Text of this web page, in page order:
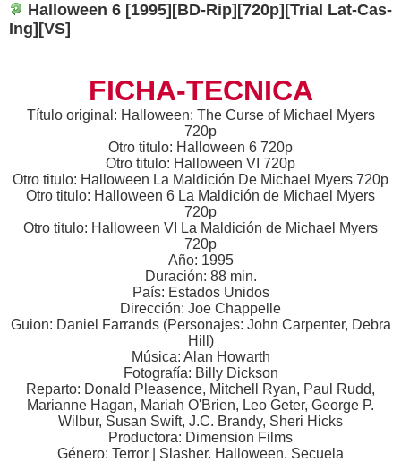
Halloween 6 [1995][BD-Rip][720p][Trial Lat-Cas-
Ing][VS]
FICHA-TECNICA
Título original: Halloween: The Curse of Michael Myers
720p
Otro titulo: Halloween 6 720p
Otro titulo: Halloween VI 720p
Otro titulo: Halloween La Maldición De Michael Myers 720p
Otro titulo: Halloween 6 La Maldición de Michael Myers
720p
Otro titulo: Halloween VI La Maldición de Michael Myers
720p
Año: 1995
Duración: 88 min.
País: Estados Unidos
Dirección: Joe Chappelle
Guion: Daniel Farrands (Personajes: John Carpenter, Debra
Hill)
Música: Alan Howarth
Fotografía: Billy Dickson
Reparto: Donald Pleasence, Mitchell Ryan, Paul Rudd,
Marianne Hagan, Mariah O'Brien, Leo Geter, George P.
Wilbur, Susan Swift, J.C. Brandy, Sheri Hicks
Productora: Dimension Films
Género: Terror | Slasher. Halloween. Secuela